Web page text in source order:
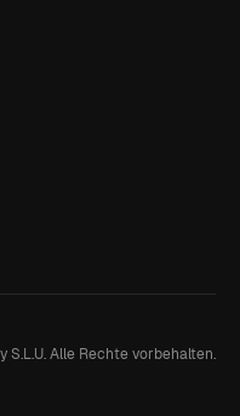
S.L.U. Alle Rechte vorbehalten.